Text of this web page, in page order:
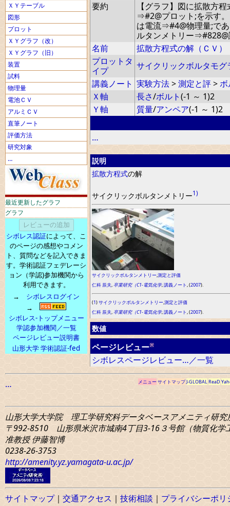
ＸＹテーブル
図形
プロット
ＸＹグラフ（改）
ＸＹグラフ（旧）
装置
試料
物理量
電池ＣＶ
アルミＣＶ
直筆ノート
評価方法
研究対象
…
最近更新したグラフ
グラフ
シボレス認証によって、こ
のページの感想やコメン
ト、質問などを記入できま
す。学術認証フェデレーシ
ョン（学認)参加機関から
利用できます。
→ シボレスログイン
→
シボレス-トップメニュー
学認参加機関／一覧
ページレビュー説明書
山形大学 学術認証-fed
要約
【グラフ】図に拡散方
⇒#2@プロット;を示す
は電流⇒#4@物理量;で
ルタンメトリー
名前
拡散方程式の解（ＣＶ）
プロットタ
イプ
サイクリックボルタモグ
講義ノート 実験方法>測定と評>ボ
Ｘ軸
長さ/ボルト(-1 ～ 1)2
Ｙ軸
質量/アンペア(-1 ～ 1)2
…
説明
拡散方程式の解
サイクリ ックボルタンメトリー1)
サイクリックボルタンメトリー,測定と評価
仁科 辰夫,卒業研究（C1-電気化学,講義ノート, (2007).
(1)サイクリックボルタンメトリー,測定と評価
仁科 辰夫,卒業研究（C1-電気化学,講義ノート, (2007).
数値
ページレビュー※
シボレスページレビュー…／一覧
… メニューサイトマップJ-GLOBALReaD
山形大学大学院 理工学研究科データベースアメニティ研究
〒992-8510 山形県米沢市城南4丁目3-16３号館（物質化学
准教授 伊藤智博
0238-26-3753
http://amenity.yz.yamagata-u.ac.jp/
サイトマップ｜ 交通アクセス ｜ 技術相談 ｜ プライバシーポリ